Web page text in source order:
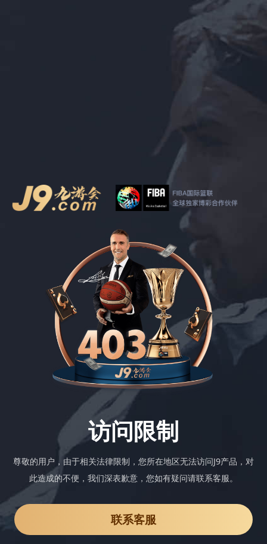
访问限制
尊敬的用户，由于相关法律限制，您所在地区无法访问J9产品，对
此造成的不便，我们深表歉意，您如有疑问请联系客服。
联系客服